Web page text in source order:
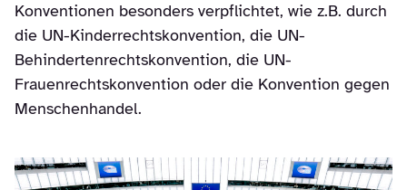
Konventionen besonders verpflichtet, wie z.B. durch
die UN-Kinderrechtskonvention, die UN-
Behindertenrechtskonvention, die UN-
Frauenrechtskonvention oder die Konvention gegen
Menschenhandel.